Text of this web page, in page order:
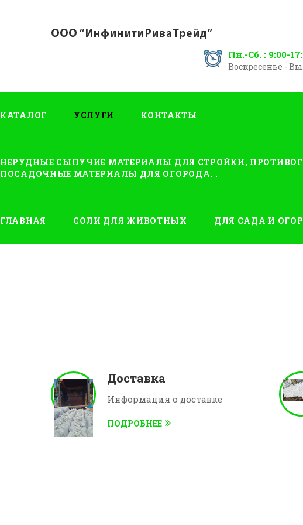
Пн.-Сб. : 9:00-
Воскресенье -
КАТАЛОГ УСЛУГИ КОНТАКТЫ
НЕРУДНЫЕ СЫПУЧИЕ МАТЕРИАЛЫ ДЛЯ СТРОЙКИ,
ПОСАДОЧНЫЕ МАТЕРИАЛЫ ДЛЯ ОГОРОДА. .
ГЛАВНАЯ СОЛИ ДЛЯ ЖИВОТНЫХ ДЛЯ САДА И
Доставка
Информация о доставке
ПОДРОБНЕЕ